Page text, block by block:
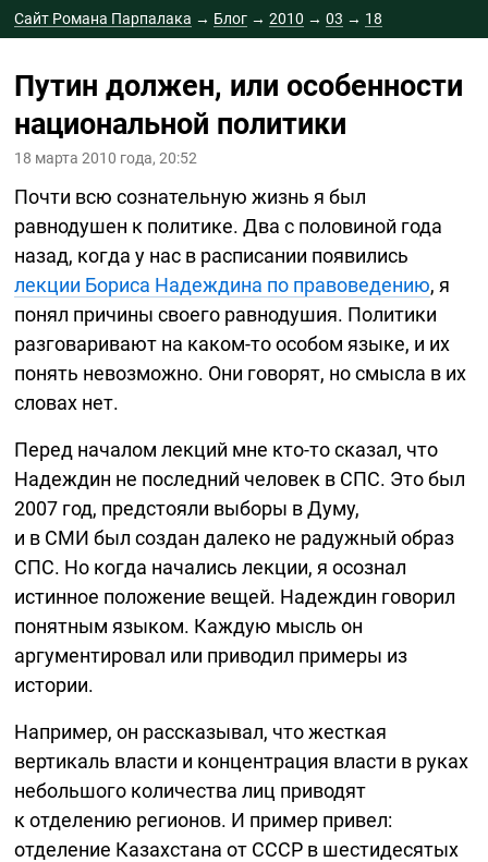
Сайт Романа Парпалака → Блог →2010 →03 → 18
Путин должен, или особенности
национальной политики
18 марта 2010 года, 20:52
Почти всю сознательную жизнь я был
равнодушен к политике. Два с половиной года
назад, когда у нас в расписании появились
лекции Бориса Надеждина по правоведению, я
понял причины своего равнодушия. Политики
разговаривают на каком-тоособом языке, и их
понять невозможно. Они говорят, но смысла в их
словах нет.
Перед началом лекций мне кто-тосказал, что
Надеждин не последний человек в СПС. Это был
2007 год, предстояли выборы в Думу,
и в СМИ был создан далеко не радужный образ
СПС. Но когда начались лекции, я осознал
истинное положение вещей. Надеждин говорил
понятным языком. Каждую мысль он
аргументировал или приводил примеры из
истории.
Например, он рассказывал, что жесткая
вертикаль власти и концентрация власти в руках
небольшого количества лиц приводят
к отделению регионов. И пример привел:
отделение Казахстана от СССР в шестидесятых